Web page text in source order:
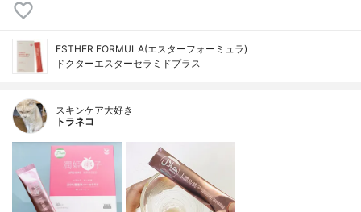
ESTHER FORMULA(エスターフォーミュラ)
ドクターエスターセラミドプラス
スキンケア大好き
トラネコ